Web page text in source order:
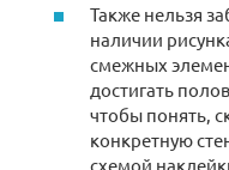
Также нельзя
наличии
смежных
достигать
чтобы понять,
конкретную
схемой